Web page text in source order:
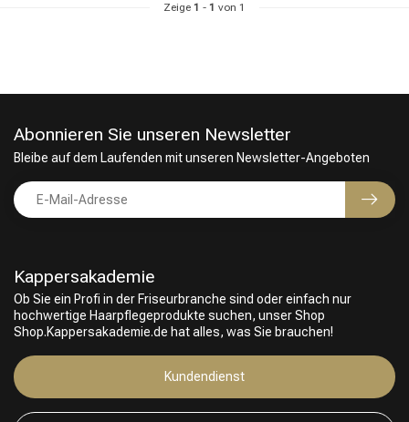
Zeige 1 - 1 von 1
Kappersakademie
Ob Sie ein Profi in der Friseurbranche sind oder einfach nur
hochwertige Haarpflegeprodukte suchen, unser Shop
Shop.Kappersakademie.de hat alles, was Sie brauchen!
Kundendienst
Abonnieren Sie unseren Newsletter
Bleibe auf dem Laufenden mit unseren Newsletter-Angeboten